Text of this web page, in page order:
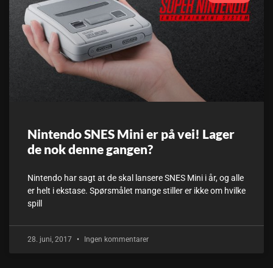
Nintendo SNES Mini er på vei! Lager
de nok denne gangen?
Nintendo har sagt at de skal lansere SNES Mini i år, og alle
er helt i ekstase. Spørsmålet mange stiller er ikke om hvilke
spill
28. juni, 2017 Ingen kommentarer